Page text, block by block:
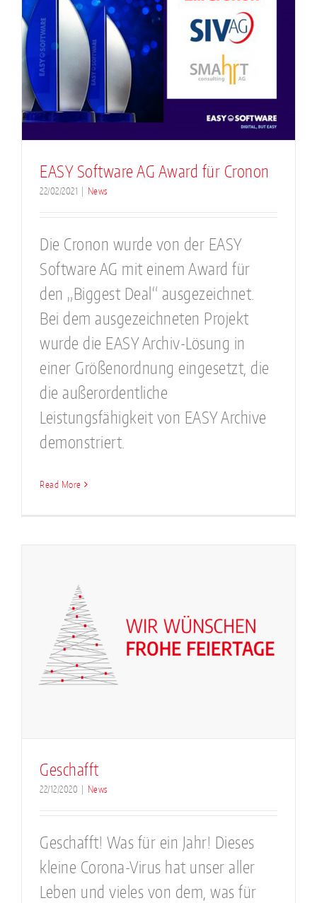
EASY Software AG Award für Cronon
22/02/2021 News
Die Cronon wurde von der EASY
Software AG mit einem Award für
den „Biggest Deal“ ausgezeichnet.
Bei dem ausgezeichneten Projekt
wurde die EASY Archiv-Lösung in
einer Größenordnung eingesetzt, die
die außerordentliche
Leistungsfähigkeit von EASY Archive
demonstriert.
Read More
Geschafft
22/12/2020 News
Geschafft! Was für ein Jahr! Dieses
kleine Corona-Virus hat unser aller
Leben und vieles von dem, was für